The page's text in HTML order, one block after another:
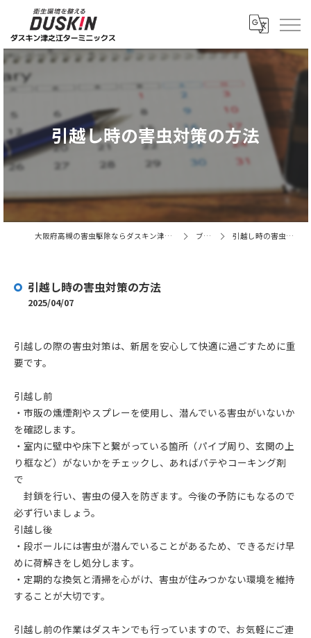
引越し時の害虫対策の方法
大阪府高槻の害虫駆除ならダスキン津之江ターミニックス ブログ 引越し時の害虫対策の方法
引越し時の害虫対策の方法
2025/04/07
引越しの際の害虫対策は、新居を安心して快適に過ごすために重
要です。
引越し前
・市販の燻煙剤やスプレーを使用し、潜んでいる害虫がいないか
を確認します。
・室内に壁中や床下と繋がっている箇所（パイプ周り、玄関の上
り框など）がないかをチェックし、あればパテやコーキング剤
で
封鎖を行い、害虫の侵入を防ぎます。今後の予防にもなるので
必ず行いましょう。
引越し後
・段ボールには害虫が潜んでいることがあるため、できるだけ早
めに荷解きをし処分します。
・定期的な換気と清掃を心がけ、害虫が住みつかない環境を維持
することが大切です。
引越し前の作業はダスキンでも行っていますので、お気軽にご連